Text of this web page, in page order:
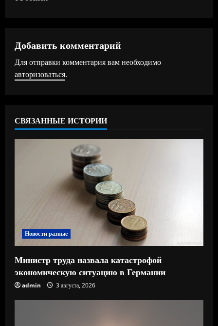
и
т
ч
т
Добавить комментарий
Для отправки комментария вам необходимо
авторизоваться.
СВЯЗАННЫЕ ИСТОРИИ
Новости разные
Министр труда назвала катастрофой
экономическую ситуацию в Германии
admin 3 августа, 2026